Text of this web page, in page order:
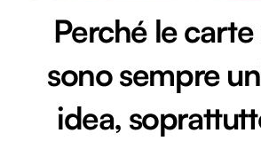
Perché le
sono sempre
idea,